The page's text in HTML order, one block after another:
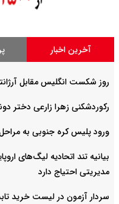
آخرین اخبار
روز شکست انگلیس مقابل
رکوردشکنی زهرا زارعی دختر
ورود پلیس کره جنوبی به
بیانیه تند اتحادیه لیگ‌های
مدیریتی احتیاج دارد
سردار آزمون در لیست خرید